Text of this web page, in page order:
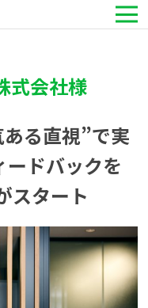
式会社様
る直視”で実
ドバックを
スタート